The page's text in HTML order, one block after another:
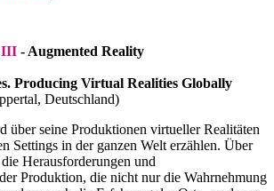
III - Augmented Reality
Producing Virtual Realities Globally
Deutschland)
über seine Produktionen virtueller Realitäten
Settings in der ganzen Welt erzählen. Über
Herausforderungen und
Produktion, die nicht nur die Wahrnehmung